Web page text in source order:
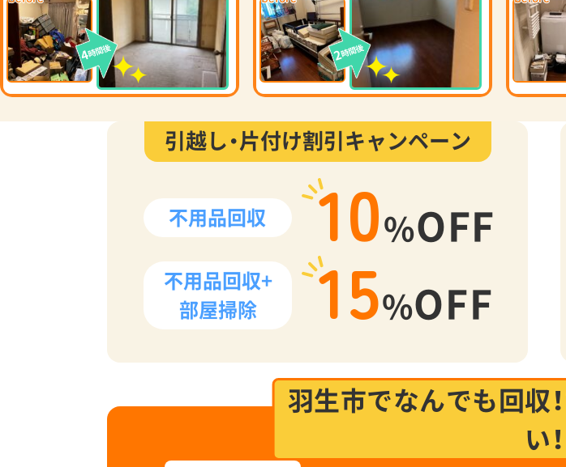
4時間後 2時間後
引越し・片付け割引キャンペーン
不用品回収 10%OFF
不用品回収+
部屋掃除
15%OFF
羽生市でなんでも回収！
い！